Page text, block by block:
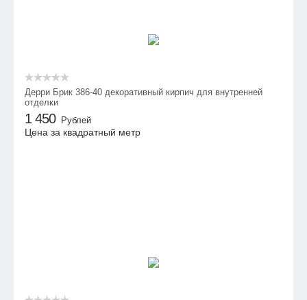
Дерри Брик 386-40 декоративный кирпич для внутренней
отделки
1 450 Рублей
Цена за квадратный метр